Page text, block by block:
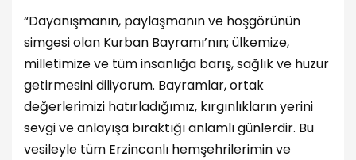
“Dayanışmanın, paylaşmanın ve hoşgörünün
simgesi olan Kurban Bayramı’nın; ülkemize,
milletimize ve tüm insanlığa barış, sağlık ve huzur
getirmesini diliyorum. Bayramlar, ortak
değerlerimizi hatırladığımız, kırgınlıkların yerini
sevgi ve anlayışa bıraktığı anlamlı günlerdir. Bu
vesileyle tüm Erzincanlı hemşehrilerimin ve